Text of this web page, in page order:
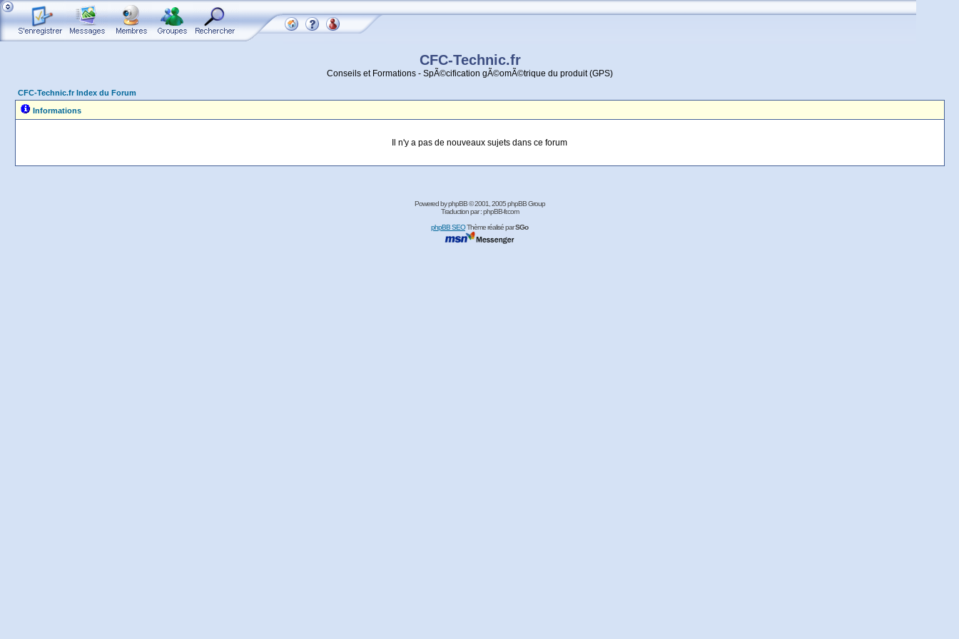
CFC-Technic.fr
Conseils et Formations - SpÃ©cification gÃ©omÃ©trique du produit (GPS)
CFC-Technic.fr Index du Forum
Informations
Il n'y a pas de nouveaux sujets dans ce forum
Powered byphpBB© 2001, 2005 phpBB Group
Traduction par :phpBB-fr.com
phpBB SEOThème réalisé parSGo